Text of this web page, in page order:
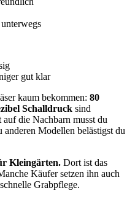
gut klar
kaum bekommen: 80
Schalldruck sind
die Nachbarn musst du
Modellen belästigst du
Kleingärten. Dort ist das
Käufer setzen ihn auch
Grabpflege.